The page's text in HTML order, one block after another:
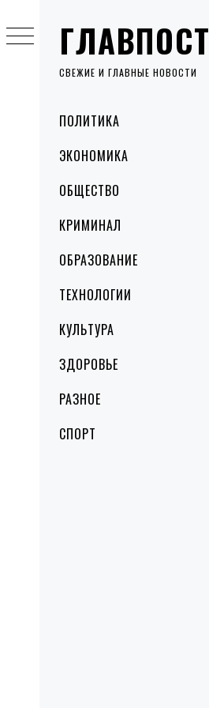
ГЛАВПОСТ
СВЕЖИЕ И ГЛАВНЫЕ НОВОСТИ
MenuПОЛИТИКА
ЭКОНОМИКА
ОБЩЕСТВО
КРИМИНАЛ
ОБРАЗОВАНИЕ
ТЕХНОЛОГИИ
КУЛЬТУРА
ЗДОРОВЬЕ
РАЗНОЕ
СПОРТ
to
content